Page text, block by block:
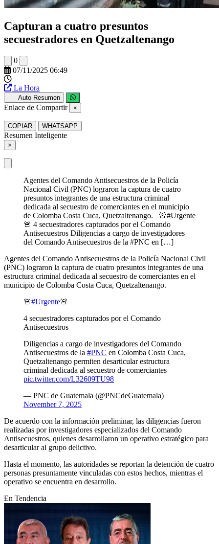
Capturan a cuatro presuntos
secuestradores en Quetzaltenango
0
07/11/2025 06:49
La Hora
Auto Resumen
Enlace de Compartir ×
COPIAR WHATSAPP
Resumen Inteligente
×
Agentes del Comando Antisecuestros de la Policía
Nacional Civil (PNC) lograron la captura de cuatro
presuntos integrantes de una estructura criminal
dedicada al secuestro de comerciantes en el municipio
de Colomba Costa Cuca, Quetzaltenango. 🚨#Urgente
🚨 4 secuestradores capturados por el Comando
Antisecuestros Diligencias a cargo de investigadores
del Comando Antisecuestros de la #PNC en […]
Agentes del Comando Antisecuestros de la Policía Nacional Civil
(PNC) lograron la captura de cuatro presuntos integrantes de una
estructura criminal dedicada al secuestro de comerciantes en el
municipio de Colomba Costa Cuca, Quetzaltenango.
🚨#Urgente🚨
4 secuestradores capturados por el Comando
Antisecuestros
Diligencias a cargo de investigadores del Comando
Antisecuestros de la #PNC en Colomba Costa Cuca,
Quetzaltenango permiten desarticular estructura
criminal dedicada al secuestro de comerciantes
pic.twitter.com/L32609TU98
— PNC de Guatemala (@PNCdeGuatemala)
November 7, 2025
De acuerdo con la información preliminar, las diligencias fueron
realizadas por investigadores especializados del Comando
Antisecuestros, quienes desarrollaron un operativo estratégico para
desarticular al grupo delictivo.
Hasta el momento, las autoridades se reportan la detención de cuatro
personas presuntamente vinculadas con estos hechos, mientras el
operativo se encuentra en desarrollo.
En Tendencia